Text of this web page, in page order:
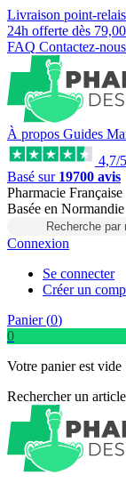
Livraison point-
24h offerte dès
FAQ Contactez-nous
À propos Guides
4,7/5
Basé sur 19700 avis
Pharmacie Française
Basée en Normandie
Recherche
Connexion
Se connecter
Créer un
Panier (0)
0
Votre panier est vide
Rechercher un